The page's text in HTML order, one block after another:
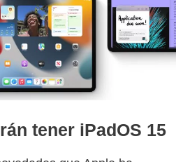
tener iPadOS 15